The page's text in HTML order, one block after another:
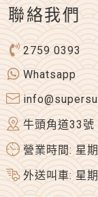
聯絡我們
2759 0393
Whatsapp
牛頭角道33號
營業時間: 星
外送叫車: 星